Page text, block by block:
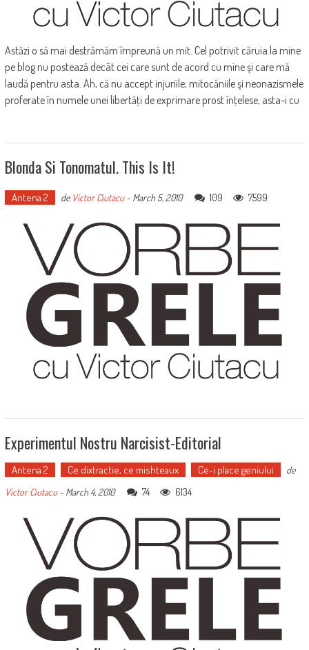
Astăzi o să mai destrămăm împreună un mit. Cel potrivit căruia la mine
pe blog nu postează decât cei care sunt de acord cu mine şi care mă
laudă pentru asta. Ah, că nu accept injuriile, mitocăniile şi neonazismele
proferate în numele unei libertăţi de exprimare prost înţelese, asta-i cu
Blonda Si Tonomatul. This Is It!
Antena 2 de Victor Ciutacu- March 5, 2010 109 7599
Experimentul Nostru Narcisist-Editorial
Antena 2 Ce dixtractie, ce mishteaux Ce-i place geniului
de
Victor Ciutacu- March 4, 2010 74 6134